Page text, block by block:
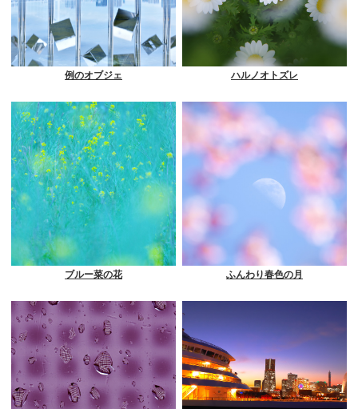
例のオブジェ ハルノオトズレ
ブルー菜の花 ふんわり春色の月